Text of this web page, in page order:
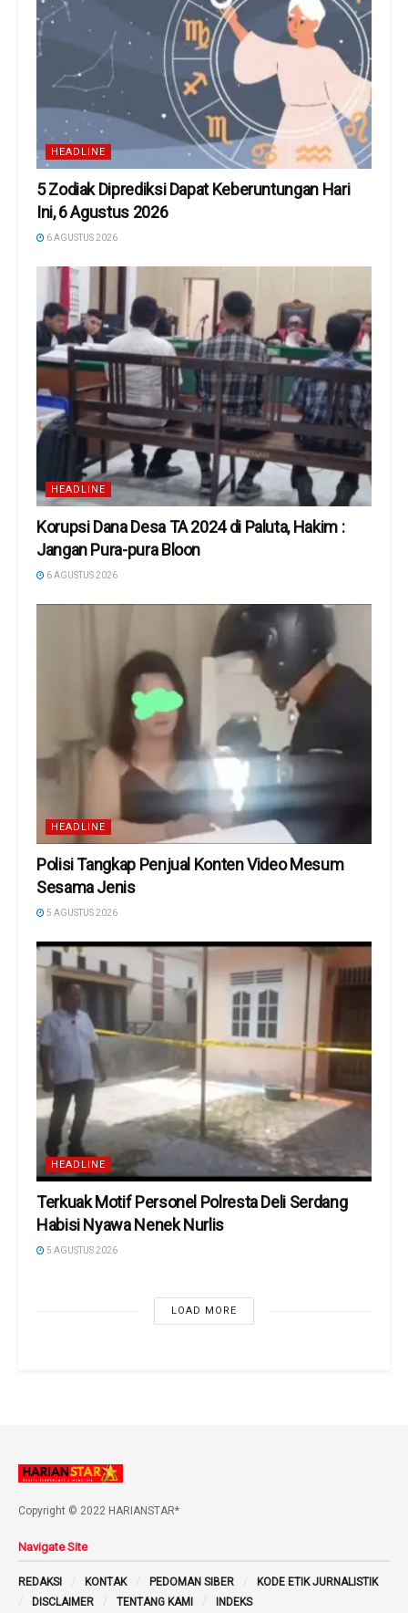
HEADLINE
5 Zodiak Diprediksi Dapat Keberuntungan Hari
Ini, 6 Agustus 2026
6 AGUSTUS 2026
HEADLINE
Korupsi Dana Desa TA 2024 di Paluta, Hakim :
Jangan Pura-pura Bloon
6 AGUSTUS 2026
HEADLINE
Polisi Tangkap Penjual Konten Video Mesum
Sesama Jenis
5 AGUSTUS 2026
HEADLINE
Terkuak Motif Personel Polresta Deli Serdang
Habisi Nyawa Nenek Nurlis
5 AGUSTUS 2026
LOAD MORE
Copyright © 2022 HARIANSTAR*
Navigate Site
REDAKSI KONTAK PEDOMAN SIBER
KODE ETIK JURNALISTIK
DISCLAIMER
TENTANG KAMI INDEKS